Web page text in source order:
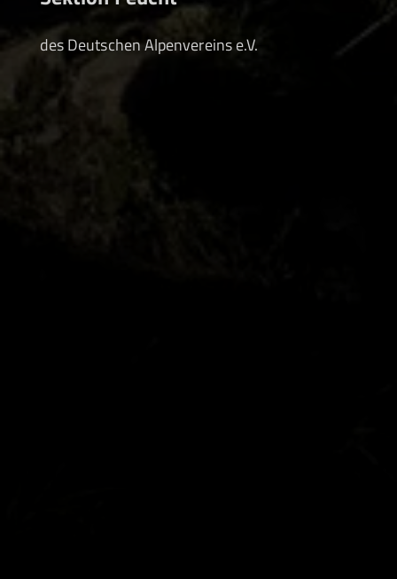
des Deutschen Alpenvereins e.V.